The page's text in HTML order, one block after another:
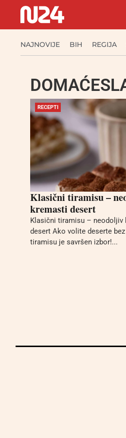
NAJNOVIJE BIH REGIJA
RECEPTI
Klasični tiramisu –
kremasti desert
Klasični tiramisu – neodoljiv
desert Ako volite deserte
tiramisu je savršen izbor!...